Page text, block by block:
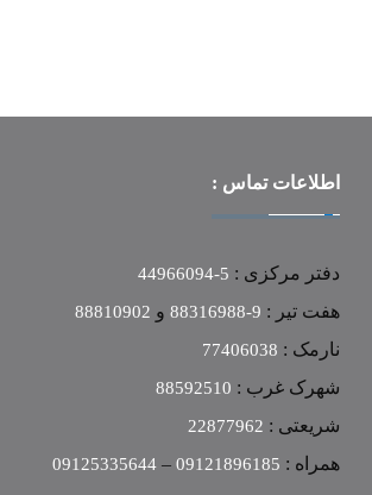
اطلاعات تماس :
دفتر مرکزی : 5-44966094
هفت تیر : 9-88316988 و 88810902
نارمک : 77406038
شهرک غرب : 88592510
شریعتی : 22877962
همراه : 09121896185
–
09125335644